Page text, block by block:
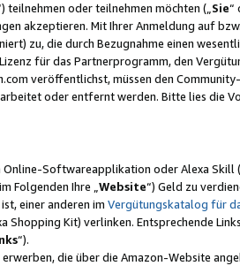
teilnehmen oder teilnehmen möchten („Sie“
akzeptieren. Mit Ihrer Anmeldung auf
zu, die durch Bezugnahme einen
für das Partnerprogramm, den
veröffentlichst, müssen den
oder entfernt werden. Bitte lies die
Online-Softwareapplikation oder Alexa
Folgenden Ihre „ Website“) Geld zu
einer anderen im Vergütungskatalog für
Shopping Kit) verlinken. Entsprechende
“).
die über die Amazon-Website